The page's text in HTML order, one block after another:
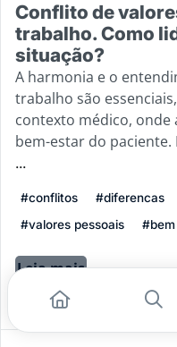
Conflito de
trabalho. Como
situação?
A harmonia e o
trabalho são
contexto médico, onde
bem-estar do
...
#conflitos #diferencas
#valores pessoais
Leia mais